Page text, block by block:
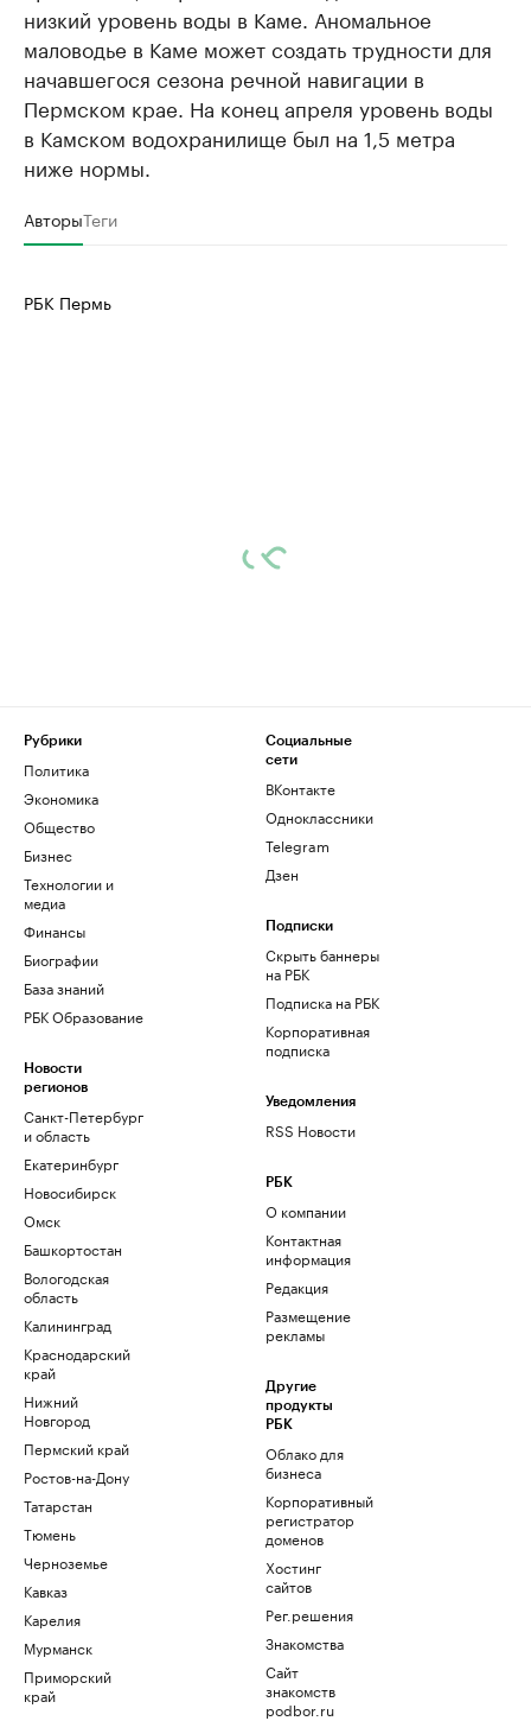
низкий уровень воды в Каме. Аномальное
маловодье в Каме может создать трудности для
начавшегося сезона речной навигации в
Пермском крае. На конец апреля уровень воды
в Камском водохранилище был на 1,5 метра
ниже нормы.
АвторыТеги
РБК Пермь
Рубрики
Политика
Экономика
Общество
Бизнес
Технологии и
медиа
Финансы
Биографии
База знаний
РБК Образование
Новости
регионов
Санкт-Петербург
и область
Екатеринбург
Новосибирск
Омск
Башкортостан
Вологодская
область
Калининград
Краснодарский
край
Нижний
Новгород
Пермский край
Ростов-на-Дону
Татарстан
Тюмень
Черноземье
Кавказ
Карелия
Мурманск
Приморский
край
Социальные
сети
ВКонтакте
Одноклассники
Telegram
Дзен
Подписки
Скрыть баннеры
на РБК
Подписка на РБК
Корпоративная
подписка
Уведомления
RSS Новости
РБК
О компании
Контактная
информация
Редакция
Размещение
рекламы
Другие
продукты
РБК
Облако для
бизнеса
Корпоративный
регистратор
доменов
Хостинг
сайтов
Рег.решения
Знакомства
Сайт
знакомств
podbor.ru